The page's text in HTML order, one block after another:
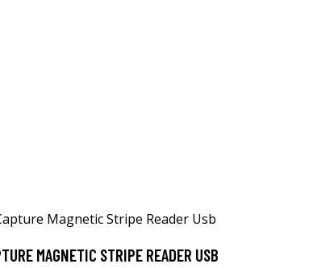
MAGNETIC STRIPE READER USB